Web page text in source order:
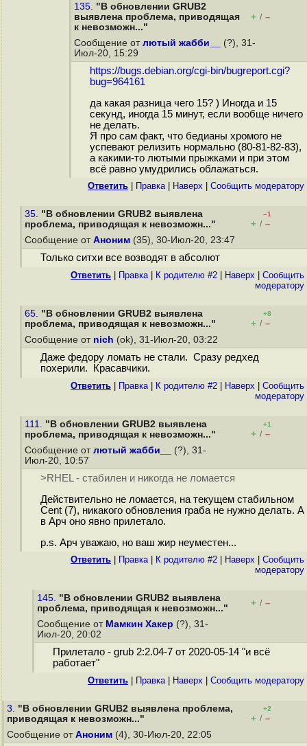
135. "В обновлении GRUB2
выявлена проблема, приводящая
к невозможн..."
+ / –
Сообщение от лютый жабби__
(?), 31-
Июл-20, 15:29
https://bugs.debian.org/cgi-bin/bugreport.cgi?
bug=964161
да какая разница чего 15? ) Иногда и 15
секунд, иногда 15 минут, если вообще ничего
не делать.
Я про сам факт, что бедианы хромого не
успевают релизить нормально (80-81-82-83),
а какими-то лютыми прыжками и при этом
всё равно умудрились облажаться.
Ответить Правка| Наверх Cообщить модератору
35. "В обновлении GRUB2 выявлена
проблема, приводящая к невозможн..."
–1
+ / –
Сообщение от Аноним (35), 30-Июл-20, 23:47
Только ситхи все возводят в абсолют
Ответить Правка| К родителю #2 Наверх
Cообщить
модератору
65. "В обновлении GRUB2 выявлена
проблема, приводящая к невозможн..."
+8
+ / –
Сообщение от nich (ok), 31-Июл-20, 03:22
Даже федору ломать не стали. Сразу редхед
похерили. Красавчики.
Ответить Правка| К родителю #2 Наверх
Cообщить
модератору
111. "В обновлении GRUB2 выявлена
проблема, приводящая к невозможн..."
+1
+ / –
Сообщение от лютый жабби__
(?), 31-
Июл-20, 10:57
>RHEL - стабилен и никогда не ломается
Действительно не ломается, на текущем стабильном
Cent (7), никакого обновления граба не нужно делать. А
в Арч оно явно прилетало.
p.s. Арч уважаю, но ваш жир неуместен...
Ответить Правка| К родителю #2 Наверх
Cообщить
модератору
145. "В обновлении GRUB2 выявлена
проблема, приводящая к невозможн..."
+ / –
Сообщение от Мамкин Хакер (?), 31-
Июл-20, 20:02
Прилетало - grub 2:2.04-7 от 2020-05-14 "и всё
работает"
Ответить Правка| Наверх Cообщить модератору
3. "В обновлении GRUB2 выявлена проблема,
приводящая к невозможн..."
+2
+ / –
Сообщение от Аноним (4), 30-Июл-20, 22:05